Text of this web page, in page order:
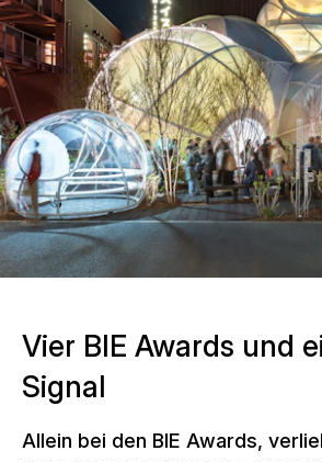
Vier BIE Awards und
Signal
Allein bei den BIE Awards,